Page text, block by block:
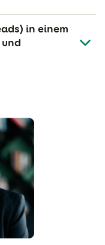
in einem